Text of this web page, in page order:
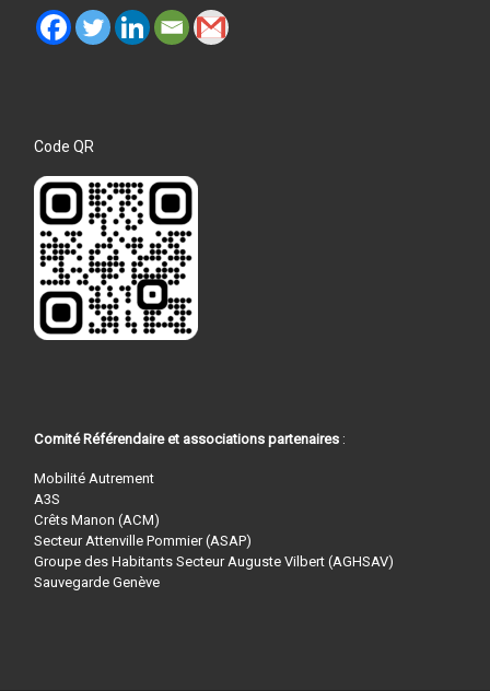
Code QR
Comité Référendaire et associations partenaires :
Mobilité Autrement
A3S
Crêts Manon (ACM)
Secteur Attenville Pommier (ASAP)
Groupe des Habitants Secteur Auguste Vilbert (AGHSAV)
Sauvegarde Genève